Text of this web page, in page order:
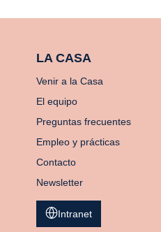
LA CASA
Venir a la Casa
El equipo
Preguntas frecuentes
Empleo y prácticas
Contacto
Newsletter
Intranet